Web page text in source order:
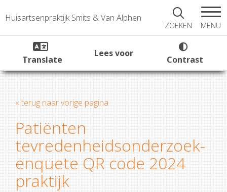
Huisartsenpraktijk Smits & Van Alphen
ZOEKEN MENU
Translate
Lees voor
Contrast
« terug naar vorige pagina
Patiënten
tevredenheidsonderzoek-
enquete QR code 2024
praktijk